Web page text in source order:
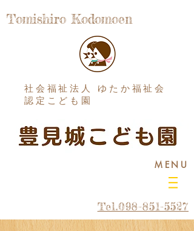
Tomishiro Kodomoen
社会福祉法人 ゆたか福祉会
認定こども園
MENU
Tel.098-851-5527